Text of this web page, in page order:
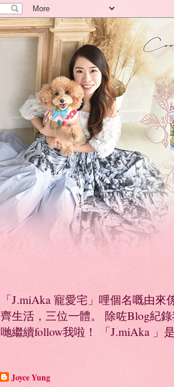
「J.miAka 寵愛宅」哩個名嘅由
齊生活，三位一體。 除咗Blog紀
哋繼續follow我啦！ 「J.miAka 」
Joyce Yung